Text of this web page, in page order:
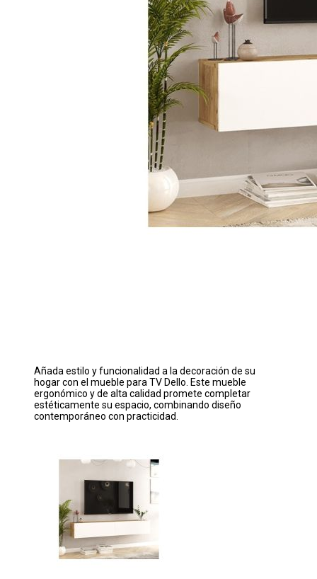
Añada estilo y funcionalidad a la decoración de su
hogar con el mueble para TV Dello. Este mueble
ergonómico y de alta calidad promete completar
estéticamente su espacio, combinando diseño
contemporáneo con practicidad.